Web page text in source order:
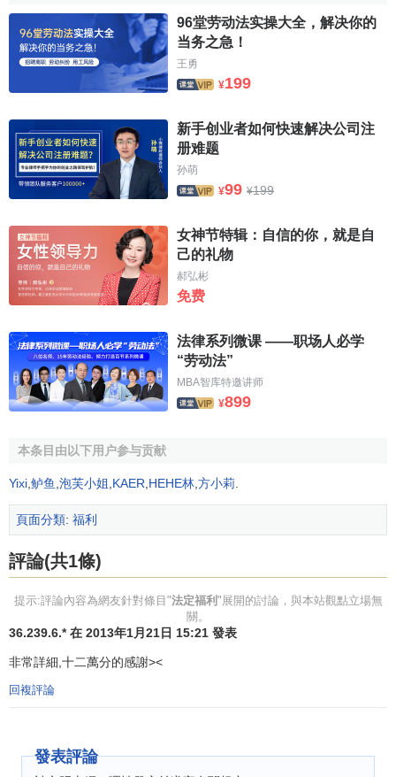
6.住房公積金
住房公積金 的含義是指國家機關、
外商投資企業、城鎮 私營企業 及其他城鎮企業、
單位、民辦非企業單位、社會團體及其在職職工繳存的長期
住房儲金。住房公積金是國家推行的一項住房保障制度，它
實質上是勞動報酬的一部分，是歸屬職工個人所有的、專項
用於解決職工住房問題的保障性資金。
法定福利的特點
1.強制性
社會保險是通過國家立法強制性實施的，在法律規定的
範圍內，企業或用人單位都必須依法參加社會保險，按規定
繳納保險費。國家對無故遲繳或拒繳社會保險費的企業，要
征收滯納金或者追究其法律責任。在各險種中，工傷保險的
強制性特征最為明顯。
2.保障性
社會保險的主要目的是為失去生活來源的勞動者提供基
所提供的各種 社會保險待遇。社會保險的保障範圍受經濟
展水平所限，在一定時期只在法律規定的範圍內實施。例
如，我國目前享受社會保險的主要是國家機關、全民所有制
企業、事業單位
障對象。
社會保險是運用社會力量進行風險分攤和相互補償，保
大，社會化程度的提高，社會保險的互濟性也越強。
96堂劳动法实操大全，解决你的
当务之急！
王勇
¥199
新手创业者如何快速解决公司注
册难题
孙萌
¥99 ¥199
女神节特辑：自信的你，就是自
己的礼物
郝弘彬
免费
法律系列微课 ——职场人必学
“劳动法”
MBA智库特邀讲师
¥899
本条目由以下用户参与贡献
Yixi 鲈鱼 泡芙小姐 KAER HEHE林 方小莉
頁面分類: 福利
評論(共1條)
提示:評論內容為網友針對條目"法定福利 "展開的討論，與本站觀點立場無
關。
36.239.6.* 在 2013年1月21日 15:21 發表
非常詳細,十二萬分的感謝><
回複評論
發表評論